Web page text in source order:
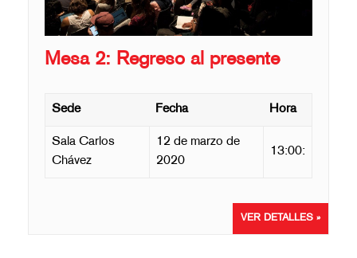
Mesa 2: Regreso al presente
Sede Fecha Hora
Sala Carlos
Chávez
12 de marzo de
2020
13:00:
VER DETALLES »